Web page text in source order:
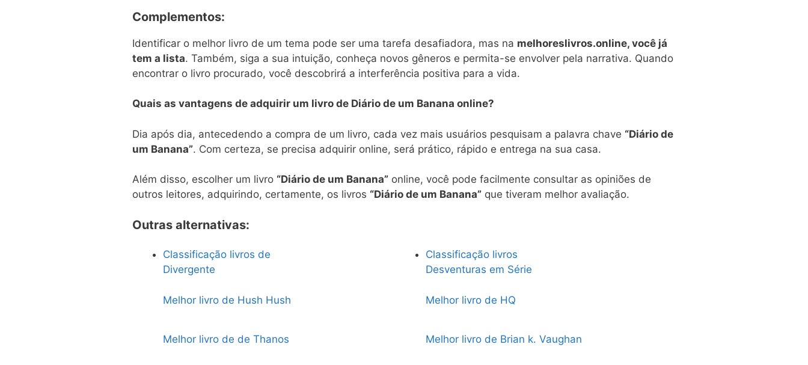
Complementos:
Identificar o melhor livro de um tema pode ser uma tarefa desafiadora, mas na melhoreslivros.online, você já
tem a lista. Também, siga a sua intuição, conheça novos gêneros e permita-se envolver pela narrativa. Quando
encontrar o livro procurado, você descobrirá a interferência positiva para a vida.
Quais as vantagens de adquirir um livro de Diário de um Banana online?
Dia após dia, antecedendo a compra de um livro, cada vez mais usuários pesquisam a palavra chave “Diário de
um Banana”. Com certeza, se precisa adquirir online, será prático, rápido e entrega na sua casa.
Além disso, escolher um livro “Diário de um Banana”online, você pode facilmente consultar as opiniões de
outros leitores, adquirindo, certamente, os livros “Diário de um Banana”que tiveram melhor avaliação.
Outras alternativas:
Classificação livros de
Divergente
Classificação livros
Desventuras em Série
Melhor livro de Hush Hush Melhor livro de HQ
Melhor livro de de Thanos Melhor livro de Brian k. Vaughan